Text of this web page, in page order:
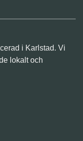
i Karlstad. Vi
lokalt och